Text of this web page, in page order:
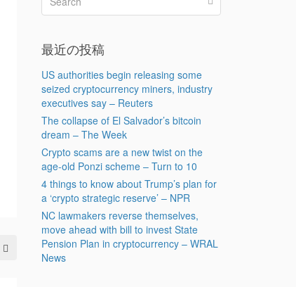
最近の投稿
US authorities begin releasing some
seized cryptocurrency miners, industry
executives say – Reuters
The collapse of El Salvador’s bitcoin
dream – The Week
Crypto scams are a new twist on the
age-old Ponzi scheme – Turn to 10
4 things to know about Trump’s plan for
a ‘crypto strategic reserve’ – NPR
NC lawmakers reverse themselves,
move ahead with bill to invest State
Pension Plan in cryptocurrency – WRAL
News